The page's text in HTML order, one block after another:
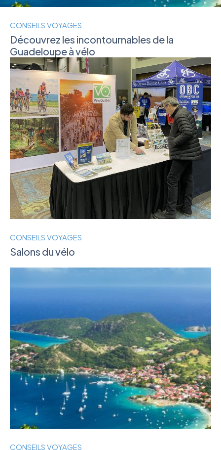
CONSEILS VOYAGES
Découvrez les incontournables de la
Guadeloupe à vélo
CONSEILS VOYAGES
Salons du vélo
CONSEILS VOYAGES